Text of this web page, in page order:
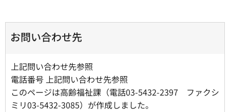
お問い合わせ先
上記問い合わせ先参照
電話番号 上記問い合わせ先参照
このページは高齢福祉課（電話03-5432-2397 ファクシ
ミリ03-5432-3085）が作成しました。